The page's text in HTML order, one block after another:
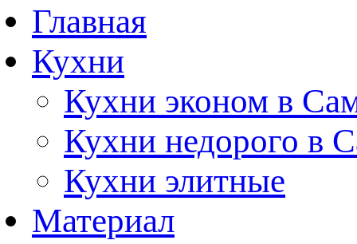
Главная
Кухни
Кухни эконом в
Кухни недорого в
Кухни элитные
Материал